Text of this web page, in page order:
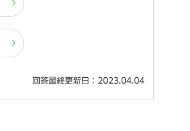
回答最終更新日：2023.04.04